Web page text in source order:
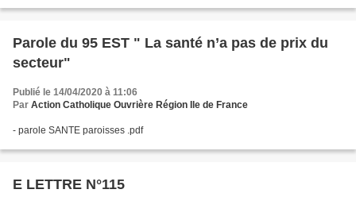
Parole du 95 EST " La santé n’a pas de prix du
secteur"
Publié le 14/04/2020 à 11:06
Par Action Catholique Ouvrière Région Ile de France
- parole SANTE paroisses .pdf
E LETTRE N°115